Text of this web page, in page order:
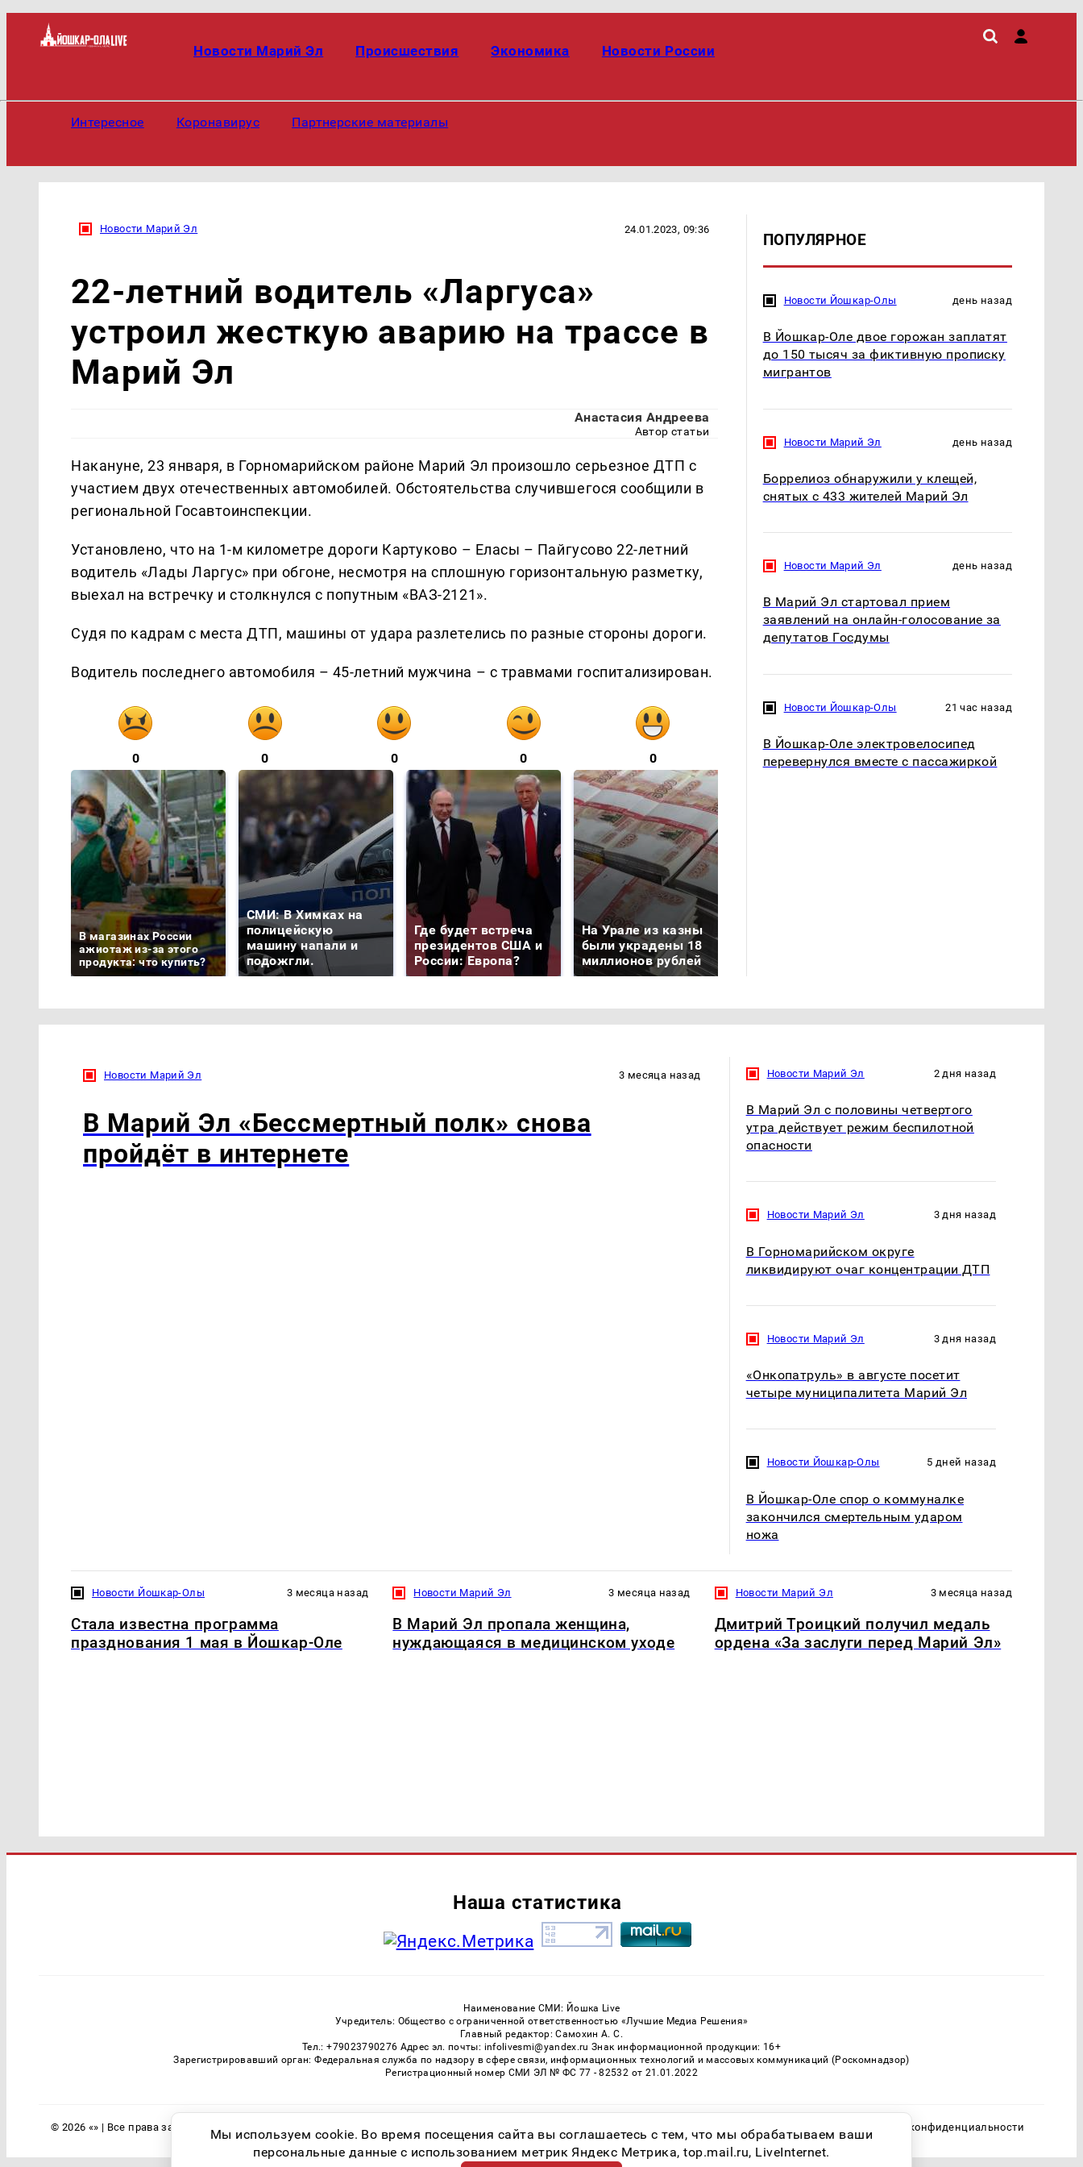
Новости Марий Эл Происшествия Экономика Новости России
Интересное Коронавирус Партнерские материалы
Новости Марий Эл 24.01.2023, 09:36
22-летний водитель «Ларгуса»
устроил жесткую аварию на трассе в
Марий Эл
Анастасия Андреева
Автор статьи
Накануне, 23 января, в Горномарийском районе Марий Эл произошло серьезное ДТП с
участием двух отечественных автомобилей. Обстоятельства случившегося сообщили в
региональной Госавтоинспекции.
Установлено, что на 1-м километре дороги Картуково – Еласы – Пайгусово 22-летний
водитель «Лады Ларгус» при обгоне, несмотря на сплошную горизонтальную разметку,
выехал на встречку и столкнулся с попутным «ВАЗ-2121».
Судя по кадрам с места ДТП, машины от удара разлетелись по разные стороны дороги.
Водитель последнего автомобиля – 45-летний мужчина – с травмами госпитализирован.
0 0 0 0 0
В магазинах России
ажиотаж из-за этого
продукта: что купить?
СМИ: В Химках на
полицейскую
машину напали и
подожгли.
Где будет встреча
президентов США и
России: Европа?
На Урале из казны
были украдены 18
миллионов рублей
ПОПУЛЯРНОЕ
Новости Йошкар-Олы день назад
В Йошкар-Оле двое горожан заплатят
до 150 тысяч за фиктивную прописку
мигрантов
Новости Марий Эл день назад
Боррелиоз обнаружили у клещей,
снятых с 433 жителей Марий Эл
Новости Марий Эл день назад
В Марий Эл стартовал прием
заявлений на онлайн-голосование за
депутатов Госдумы
Новости Йошкар-Олы 21 час назад
В Йошкар-Оле электровелосипед
перевернулся вместе с пассажиркой
Новости Марий Эл 3 месяца назад
В Марий Эл «Бессмертный полк» снова
пройдёт в интернете
Новости Марий Эл 2 дня назад
В Марий Эл с половины четвертого
утра действует режим беспилотной
опасности
Новости Марий Эл 3 дня назад
В Горномарийском округе
ликвидируют очаг концентрации ДТП
Новости Марий Эл 3 дня назад
«Онкопатруль» в августе посетит
четыре муниципалитета Марий Эл
Новости Йошкар-Олы 5 дней назад
В Йошкар-Оле спор о коммуналке
закончился смертельным ударом
ножа
Новости Йошкар-Олы 3 месяца назад
Стала известна программа
празднования 1 мая в Йошкар-Оле
Новости Марий Эл 3 месяца назад
В Марий Эл пропала женщина,
нуждающаяся в медицинском уходе
Новости Марий Эл 3 месяца назад
Дмитрий Троицкий получил медаль
ордена «За заслуги перед Марий Эл»
Наша статистика
Наименование СМИ: Йошка Live
Учредитель: Общество с ограниченной ответственностью «Лучшие Медиа Решения»
Главный редактор: Самохин А. С.
Тел.: +79023790276 Адрес эл. почты: infolivesmi@yandex.ru Знак информационной продукции: 16+
Зарегистрировавший орган: Федеральная служба по надзору в сфере связи, информационных технологий и массовых коммуникаций (Роскомнадзор)
Регистрационный номер СМИ ЭЛ № ФС 77 - 82532 от 21.01.2022
© 2026 «» | Все права защищены Возрастная категория сайта 16+ Политика конфиденциальности
Мы используем cookie. Во время посещения сайта вы соглашаетесь с тем, что мы обрабатываем ваши
персональные данные с использованием метрик Яндекс Метрика, top.mail.ru, LiveInternet.